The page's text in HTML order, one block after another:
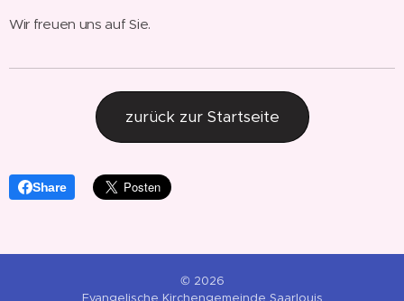
Wir freuen uns auf Sie.
zurück zur Startseite
Share
© 2026
Evangelische Kirchengemeinde Saarlouis